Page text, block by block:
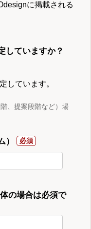
に掲載される
していますか？
しています。
、提案段階など）場
）
の場合は必須で